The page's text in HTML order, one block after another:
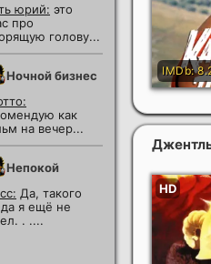
юрий: это
про
голову...
Ночной бизнес
как
на вечер...
Непокой
Да, такого
я ещё не
. ....